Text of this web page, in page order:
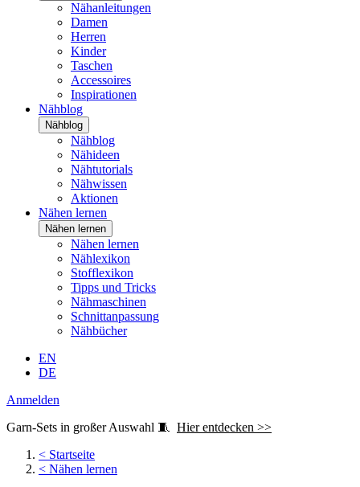
Nähanleitungen
Damen
Herren
Kinder
Taschen
Accessoires
Inspirationen
Nähblog
Nähblog
Nähblog
Nähideen
Nähtutorials
Nähwissen
Aktionen
Nähen lernen
Nähen lernen
Nähen lernen
Nählexikon
Stofflexikon
Tipps und Tricks
Nähmaschinen
Schnittanpassung
Nähbücher
EN
DE
Anmelden
Garn-Sets in großer Auswahl 🧵 Hier entdecken >>
< Startseite
< Nähen lernen